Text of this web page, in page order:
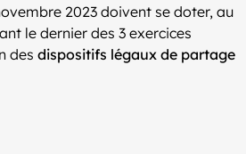
2023 doivent se doter, au
le dernier des 3 exercices
des dispositifs légaux de partage